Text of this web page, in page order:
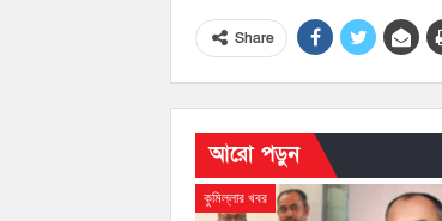
Share
আরো পড়ুন
কুমিল্লার খবর